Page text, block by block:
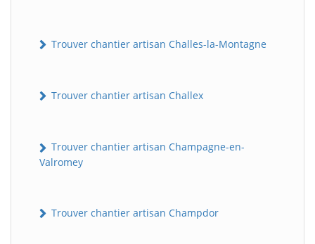
Trouver chantier artisan Challes-la-Montagne
Trouver chantier artisan Challex
Trouver chantier artisan Champagne-en-
Valromey
Trouver chantier artisan Champdor